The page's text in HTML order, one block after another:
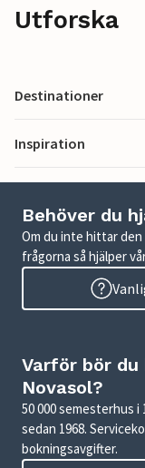
Utforska
Destinationer
Inspiration
Behöver du
Om du inte hittar
frågorna så hjälper
Varför bör
Novasol?
50 000 semesterhus
sedan 1968.
bokningsavgifter.